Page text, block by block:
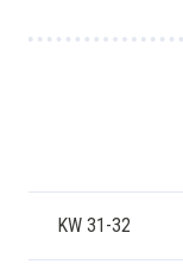
KW 31-32